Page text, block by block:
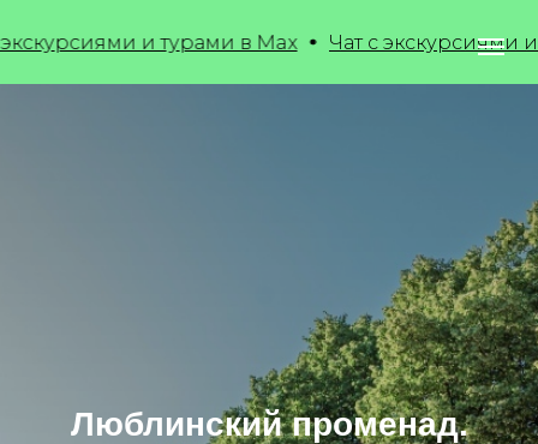
и турами в Max Чат с экскурсиями и турами в
Люблинский променад.